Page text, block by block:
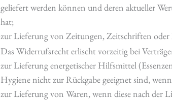
geliefert werden können und deren aktueller
hat;
zur Lieferung von Zeitungen, Zeitschriften
Das Widerrufsrecht erlischt vorzeitig bei
zur Lieferung energetischer Hilfsmittel
Hygiene nicht zur Rückgabe geeignet sind,
zur Lieferung von Waren, wenn diese nach